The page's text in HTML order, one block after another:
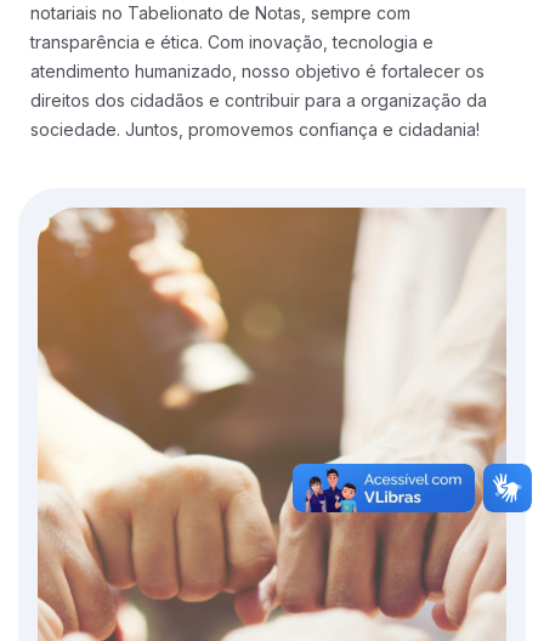
notariais no Tabelionato de Notas, sempre com
transparência e ética. Com inovação, tecnologia e
atendimento humanizado, nosso objetivo é fortalecer os
direitos dos cidadãos e contribuir para a organização da
sociedade. Juntos, promovemos confiança e cidadania!